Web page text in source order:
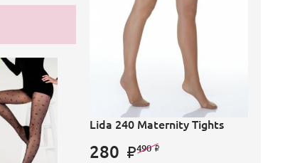
Lida 240 Maternity Tights
280 490